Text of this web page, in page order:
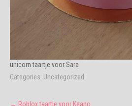
unicorn taartje voor Sara
Categories: Uncategorized
Post
← Roblox taartje voor Keano